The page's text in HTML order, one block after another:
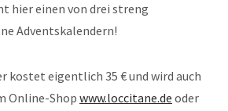
hier einen von drei streng
Adventskalendern!
kostet eigentlich 35 € und wird auch
Online-Shop www.loccitane.de oder